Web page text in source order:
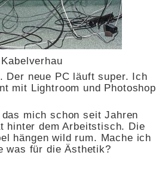
Kabelverhau
Der neue PC läuft super. Ich
mit Lightroom und Photoshop
mich schon seit Jahren
hinter dem Arbeitstisch. Die
hängen wild rum. Mache ich
was für die Ästhetik?